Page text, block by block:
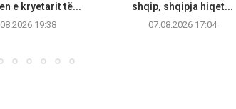
e kryetarit të...
19:38
shqip, shqipja hiqet...
07.08.2026 17:04